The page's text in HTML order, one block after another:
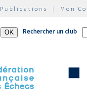
Publications | Mon
Rechercher un club